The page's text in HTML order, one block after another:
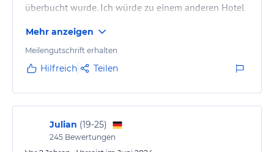
überbucht wurde. Ich würde zu einem anderen Hotel
und auch ausgebucht waren. Nach viel hin und her
habe ich noch ein Zimmer gefunden, der Service war
allerdings unterirdisch. :-(
Mehr anzeigen
Meilengutschrift erhalten
Hilfreich Teilen
Julian (19-25)
245 Bewertungen